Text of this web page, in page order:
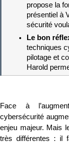
propose la
présentiel à
sécurité
Le bon
techniques
pilotage et
Harold
Face à
cybersécurité
enjeu majeur. Mais
très différentes : il